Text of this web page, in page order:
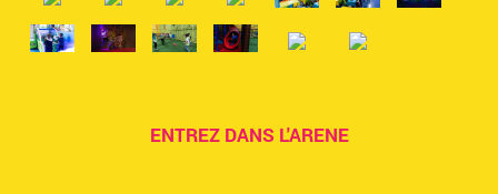
ENTREZ DANS L'ARENE